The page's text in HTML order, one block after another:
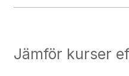
Jämför kurser